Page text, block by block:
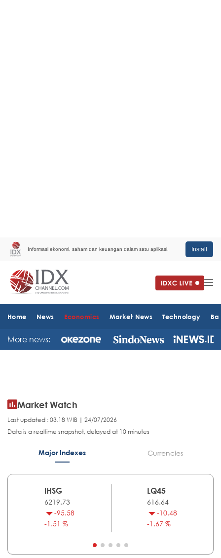
Informasi ekonomi, saham dan keuangan dalam satu aplikasi. Install
Home News Economics Market News Technology
More news:
Market Watch
Last updated : 03.18 WIB | 24/07/2026
Data is a realtime snapshot, delayed at 10 minutes
Major Indexes Currencies
IHSG
6219.73
-95.58
-1.51 %
LQ45
616.64
-10.48
-1.67 %